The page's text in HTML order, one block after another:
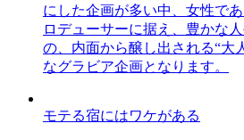
にした企画が多い中、女性で
ロデューサーに据え、豊かな
の、内面から醸し出される“大
なグラビア企画となります。
モテる宿にはワケがある